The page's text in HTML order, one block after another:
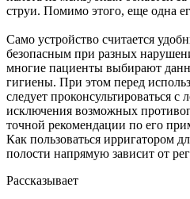
струи. Помимо этого, еще одна
Само устройство считается
безопасным при разных
многие пациенты выбирают
гигиены. При этом перед
следует проконсультироваться
исключения возможных
точной рекомендации по его
Как пользоваться ирригатором
полости напрямую зависит от
Рассказывает